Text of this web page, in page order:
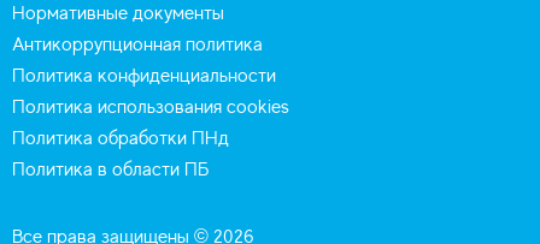
Нормативные документы
Антикоррупционная политика
Политика конфиденциальности
Политика использования cookies
Политика обработки ПНд
Политика в области ПБ
Все права защищены © 2026